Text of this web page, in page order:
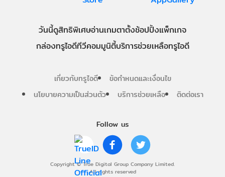
Follow us
Copyright © True Digital Group Company Limited.
All rights reserved
วันนี้ดูสิทธิพิเศษอ่านเกมตาตั้งช้อปปิ้งแพ็กเกจ
กล่องทรูไอดีทีวีคอมมูนิตี้บริการช่วยเหลือทรูไอดี
เกี่ยวกับทรูไอดี
ข้อกำหนดและเงื่อนไข
นโยบายความเป็นส่วนตัว
บริการช่วยเหลือ ติดต่อเรา